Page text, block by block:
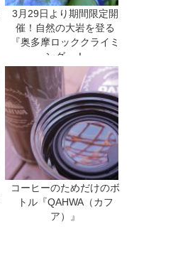
3月29日より期間限定開
催！自然の大岩を登る
『奥多摩ロッククライミ
ング』！
コーヒーのためだけのボ
トル『QAHWA（カフ
ア）』